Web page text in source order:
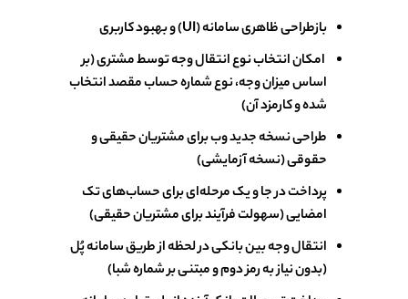
بازطراحی ظاهری سامانه (UI) و بهبود کاربری
امکان انتخاب نوع انتقال وجه توسط مشتری (بر
اساس میزان وجه، نوع شماره حساب مقصد انتخاب
شده و کارمزد آن)
طراحی نسخه جدید وب برای مشتریان حقیقی و
حقوقی (نسخه آزمایشی)
پرداخت در جا و یک مرحله‌ای برای حساب‌های تک
امضایی (سهولت فرآیند برای مشتریان حقیقی)
انتقال وجه بین بانکی در لحظه از طریق سامانه پُل
(بدون نیاز به رمز دوم و مبتنی بر شماره شبا)